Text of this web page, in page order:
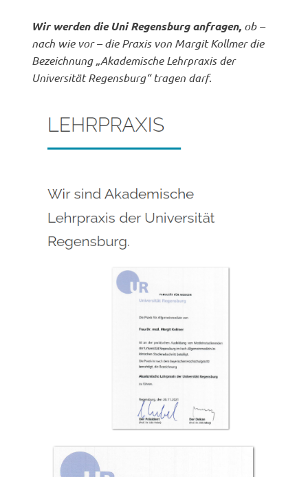
Wir werden die Uni Regensburg anfragen, ob –
nach wie vor – die Praxis von Margit Kollmer die
Bezeichnung „Akademische Lehrpraxis der
Universität Regensburg“ tragen darf.